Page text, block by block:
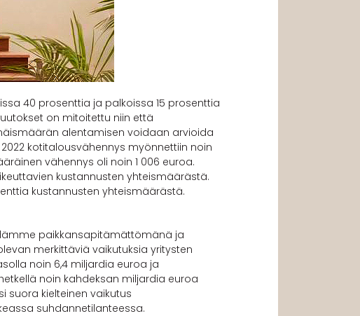
40 prosenttia ja palkoissa 15 prosenttia
on mitoitettu niin että
alentamisen voidaan arvioida
kotitalousvähennys myönnettiin noin
vähennys oli noin 1 006 euroa.
kustannusten yhteismäärästä.
kustannusten yhteismäärästä.
paikkansapitämättömänä ja
merkittäviä vaikutuksia yritysten
noin 6,4 miljardia euroa ja
noin kahdeksan miljardia euroa
suora kielteinen vaikutus
suhdannetilanteessa.